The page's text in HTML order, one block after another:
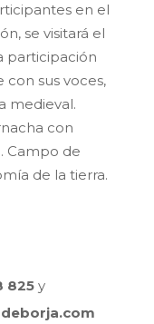
en el
se visitará el
participación
con sus voces,
medieval.
con
Campo de
de la tierra.
825y